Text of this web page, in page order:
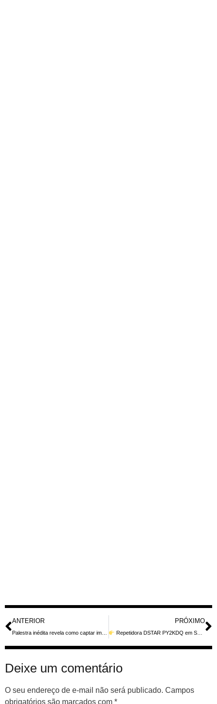
ANTERIOR
Palestra inédita revela como captar imagens do espaço com o Satélite GOES
PRÓXIMO
Repetidora DSTAR PY2KDQ em Serra Negra: Cobertura Ampla e Radioamadorismo Digital
Deixe um comentário
O seu endereço de e-mail não será publicado. Campos
obrigatórios são marcados com *